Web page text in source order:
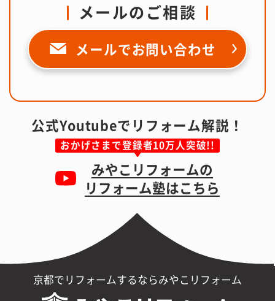
メールのご相談
メールでお問い合わせ
公式Youtubeでリフォーム解説！
おかげさまで登録者10万人突破!!
みやこリフォームの
リフォーム塾はこちら
京都でリフォームするならみやこリフォーム